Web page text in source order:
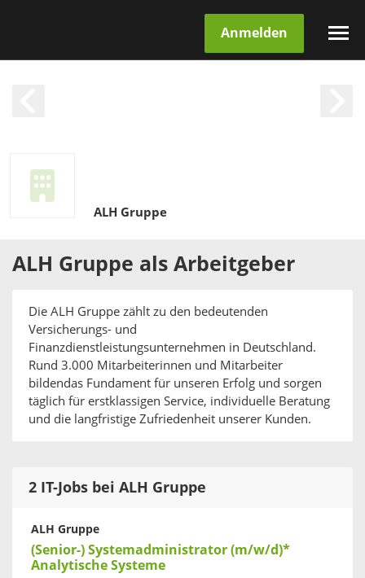
Anmelden
ALH Gruppe
ALH Gruppe als Arbeitgeber
Die ALH Gruppe zählt zu den bedeutenden
Versicherungs- und
Finanzdienstleistungsunternehmen in Deutschland.
Rund 3.000 Mitarbeiterinnen und Mitarbeiter
bildendas Fundament für unseren Erfolg und sorgen
täglich für erstklassigen Service, individuelle Beratung
und die langfristige Zufriedenheit unserer Kunden.
2 IT-Jobs bei ALH Gruppe
ALH Gruppe
(Senior-) Systemadministrator (m/w/d)*
Analytische Systeme